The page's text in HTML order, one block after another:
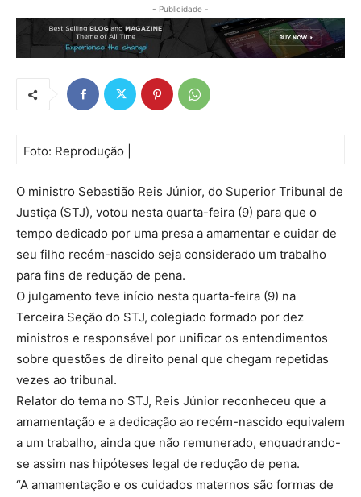
- Publicidade -
Foto: Reprodução |
O ministro Sebastião Reis Júnior, do Superior Tribunal de
Justiça (STJ), votou nesta quarta-feira (9) para que o
tempo dedicado por uma presa a amamentar e cuidar de
seu filho recém-nascido seja considerado um trabalho
para fins de redução de pena.
O julgamento teve início nesta quarta-feira (9) na
Terceira Seção do STJ, colegiado formado por dez
ministros e responsável por unificar os entendimentos
sobre questões de direito penal que chegam repetidas
vezes ao tribunal.
Relator do tema no STJ, Reis Júnior reconheceu que a
amamentação e a dedicação ao recém-nascido equivalem
a um trabalho, ainda que não remunerado, enquadrando-
se assim nas hipóteses legal de redução de pena.
“A amamentação e os cuidados maternos são formas de